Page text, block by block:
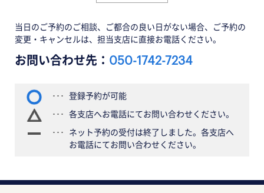
当日のご予約のご相談、ご都合の良い日がない場合、ご予約の
変更・キャンセルは、担当支店に直接お電話ください。
お問い合わせ先： 050-1742-7234
登録予約が可能
各支店へお電話にてお問い合わせください。
ネット予約の受付は終了しました。各支店へ
お電話にてお問い合わせください。